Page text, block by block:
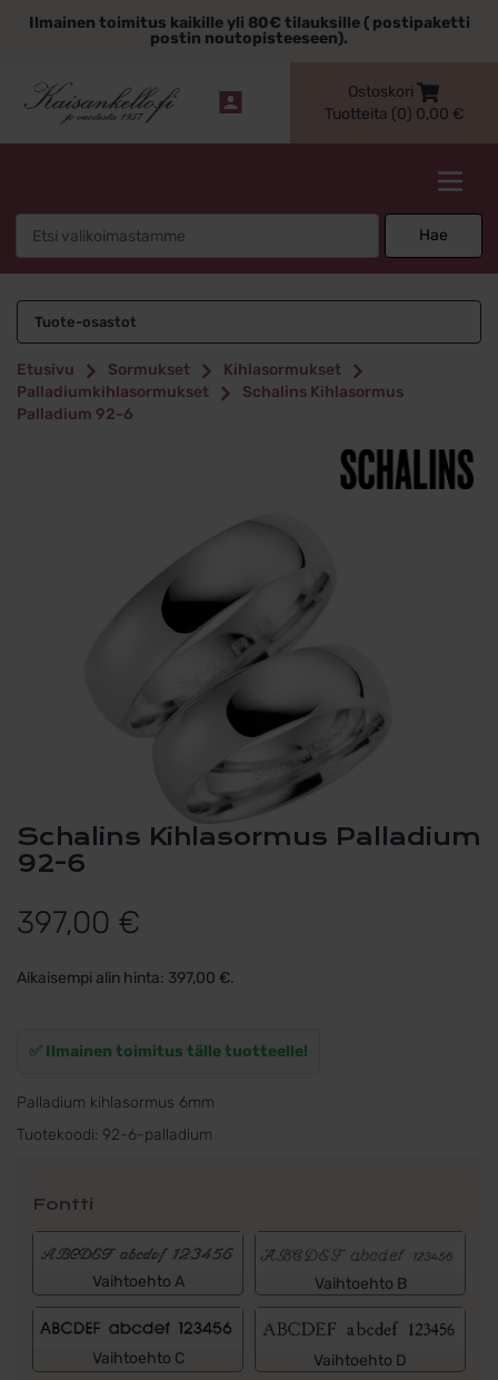
sisältöönIlmainen toimitus kaikille yli 80€ tilauksille ( postipaketti
postin noutopisteeseen).
Ostoskori
Tuotteita (0) 0,00 €
Hae
Tuote-osastot
Etusivu Sormukset
Kihlasormukset
Palladiumkihlasormukset
Schalins Kihlasormus
Palladium 92-6
Schalins Kihlasormus Palladium
92-6
397,00 €
Aikaisempi alin hinta: 397,00 €.
✅ Ilmainen toimitus tälle tuotteelle!
Palladium kihlasormus 6mm
Tuotekoodi: 92-6-palladium
Fontti
Vaihtoehto A Vaihtoehto B
Vaihtoehto C Vaihtoehto D